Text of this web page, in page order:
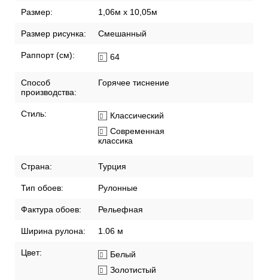
Размер: 1,06м х 10,05м
Размер рисунка: Смешанный
Раппорт (см): 64
Способ
производства:
Горячее тиснение
Стиль:
Классический
Современная
классика
Страна: Турция
Тип обоев: Рулонные
Фактура обоев: Рельефная
Ширина рулона: 1.06 м
Цвет:
Белый
Золотистый